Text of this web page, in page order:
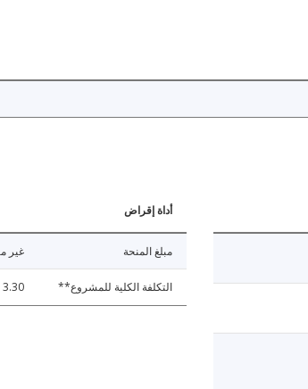
أداة إقراض
مبلغ المنحة غير
التكلفة الكلية للمشروع** 3.30